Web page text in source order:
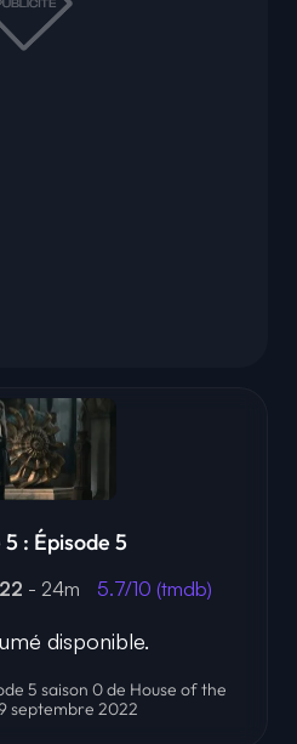
: Épisode 5
- 24m 5.7/10 (tmdb)
disponible.
5 saison 0 de House of the
septembre 2022